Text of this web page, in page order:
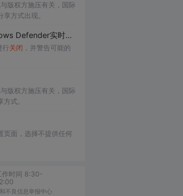
版权方施压有关，国际
方式出现。
Defender实时保护
行关闭 ，并警告可能的
版权方施压有关，国际
式。
页面，选择不提供任何
作时间 8:30-
不良信息举报中心